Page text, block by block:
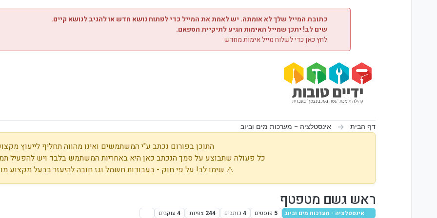
כתובת המייל שלך לא אומתה. יש לאמת את המייל כדי לפתוח נושא חדש או להגיב לנושא קיים.
שים לב! יתכן שמייל האימות הגיע לתיקיית הספאם.
לחץ כאן כדי לשלוח מייל אימות מחדש
דף הבית אינסטלציה - מערכות מים וביוב
התוכן בפורום נכתב ע"י המשתמשים ואינו מהווה תחליף לייעוץ
כל פעולה שתבוצע על סמך הנכתב כאן היא באחריות המשתמש בלבד ויש להפעיל
⚠️ שימו לב! על פי חוק - בעבודות חשמל וגז חובה להיעזר בבעל מקצוע
ראש גשם מטפטף
אינסטלציה - מערכות מים וביוב 5 פוסטים 4 כותבים 244 צפיות 4 עוקבים